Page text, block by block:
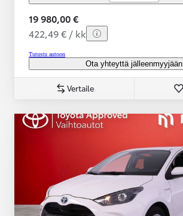
19 980,00 €
422,49 € / kk
Tutustu autoon
Ota yhteyttä jälleenmyyjään
Vertaile